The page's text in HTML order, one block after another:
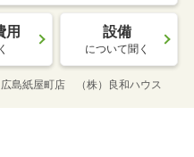
用 設備
について聞く
島紙屋町店 （株）良和ハウス